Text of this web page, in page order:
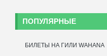
ПОПУЛЯРНЫЕ
БИЛЕТЫ НА ГИЛИ WAHANA